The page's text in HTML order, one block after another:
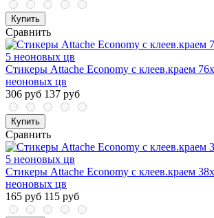
Купить
Сравнить
Стикеры Attache Economy с клеев.краем
неоновых цв
306 руб 137 руб
Купить
Сравнить
Стикеры Attache Economy с клеев.краем
неоновых цв
165 руб 115 руб